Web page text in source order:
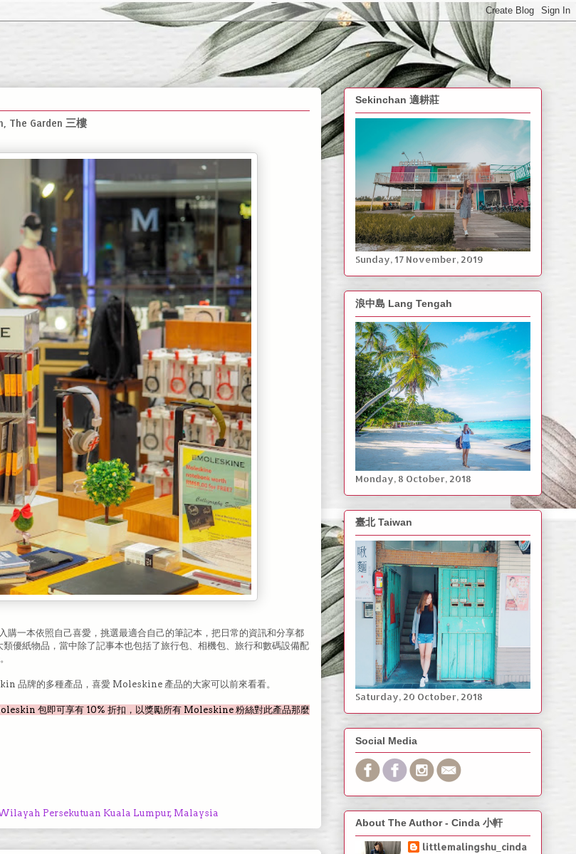
The Garden 三樓
一本依照自己喜愛，挑選最適合自己的筆記本，把日常的資訊和分享都
優紙物品，當中除了記事本也包括了旅行包、相機包、旅行和數碼設備配
品牌的多種產品，喜愛 Moleskine 產品的大家可以前來看看。
包即可享有 10% 折扣，以獎勵所有 Moleskine 粉絲對此產品那麼
Persekutuan Kuala Lumpur, Malaysia
Sekinchan 適耕莊
Sunday, ‎17 ‎November, ‎2019
浪中島 Lang Tengah
Monday, ‎8 ‎October, ‎2018
臺北 Taiwan
Saturday, ‎20 ‎October, ‎2018
Social Media
About The Author - Cinda 小軒
littlemalingshu_cinda